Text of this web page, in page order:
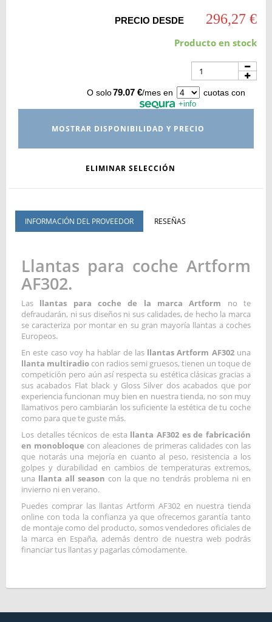
PRECIO DESDE 296,27 €
Producto en stock
O solo79.07 €/mes en cuotas con
+info
MOSTRAR DISPONIBILIDAD Y PRECIO
ELIMINAR SELECCIÓN
INFORMACIÓN DEL PROVEEDOR RESEÑAS
Llantas para coche Artform
AF302.
Las llantas para coche de la marca Artform no te
defraudarán, ni sus diseños ni sus calidades, de hecho la marca
se caracteriza por montar en su gran mayoría llantas a coches
Europeos.
En este caso voy ha hablar de las llantas Artform AF302una
llanta multiradio con radios semi gruesos, tienen un toque de
competición pero aún así respecta su estética clásicas gracias a
sus acabados Flat black y Gloss Silver dos acabados que por
experiencia funcionan muy bien en nuestra tienda, no son muy
llamativos pero cambiarán los suficiente la estética de tu coche
como para que te guste más.
Los detalles técnicos de esta llanta AF302 es de fabricación
en monobloque con aleaciones de primeras calidades con las
que notarás una mejoría en cuanto al peso, resistencia a los
golpes y durabilidad en cambios de temperaturas extremos,
una llanta all season con la que no tendrás problema ni en
invierno ni en verano.
Puedes comprar las llantas Artform AF302 en nuestra tienda
online con toda la confianza ya que ofrecemos garantía tanto
de montaje como del producto, somos vendedores oficiales de
la marca en España, además dentro de nuestra web podrás
financiar tus llantas y pagarlas cómodamente.